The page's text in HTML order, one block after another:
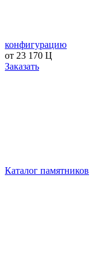
конфигурацию
от 23 170 Ц
Заказать
Каталог памятников